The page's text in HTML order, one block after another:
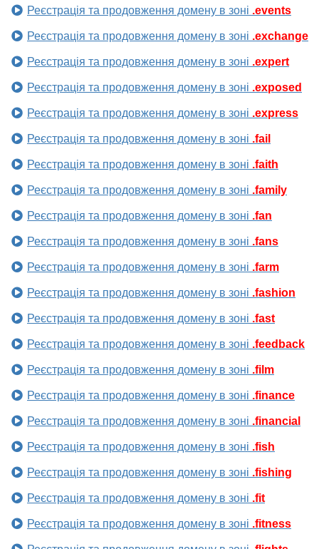
Реєстрація та продовження домену в зоні .events
Реєстрація та продовження домену в зоні .exchange
Реєстрація та продовження домену в зоні .expert
Реєстрація та продовження домену в зоні .exposed
Реєстрація та продовження домену в зоні .express
Реєстрація та продовження домену в зоні .fail
Реєстрація та продовження домену в зоні .faith
Реєстрація та продовження домену в зоні .family
Реєстрація та продовження домену в зоні .fan
Реєстрація та продовження домену в зоні .fans
Реєстрація та продовження домену в зоні .farm
Реєстрація та продовження домену в зоні .fashion
Реєстрація та продовження домену в зоні .fast
Реєстрація та продовження домену в зоні .feedback
Реєстрація та продовження домену в зоні .film
Реєстрація та продовження домену в зоні .finance
Реєстрація та продовження домену в зоні .financial
Реєстрація та продовження домену в зоні .fish
Реєстрація та продовження домену в зоні .fishing
Реєстрація та продовження домену в зоні .fit
Реєстрація та продовження домену в зоні .fitness